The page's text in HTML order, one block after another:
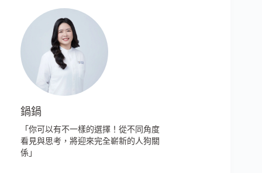
鍋鍋
「你可以有不一樣的選擇！從不同角度
看見與思考，將迎來完全嶄新的人狗關
係」